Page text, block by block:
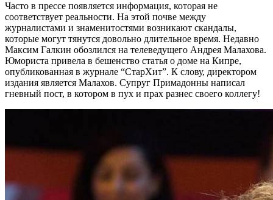
Часто в прессе появляется информация, которая не
соответствует реальности. На этой почве между
журналистами и знаменитостями возникают скандалы,
которые могут тянутся довольно длительное время. Недавно
Максим Галкин обозлился на телеведущего Андрея Малахова.
Юмориста привела в бешенство статья о доме на Кипре,
опубликованная в журнале “СтарХит”. К слову, директором
издания является Малахов. Супруг Примадонны написал
гневный пост, в котором в пух и прах разнес своего коллегу!